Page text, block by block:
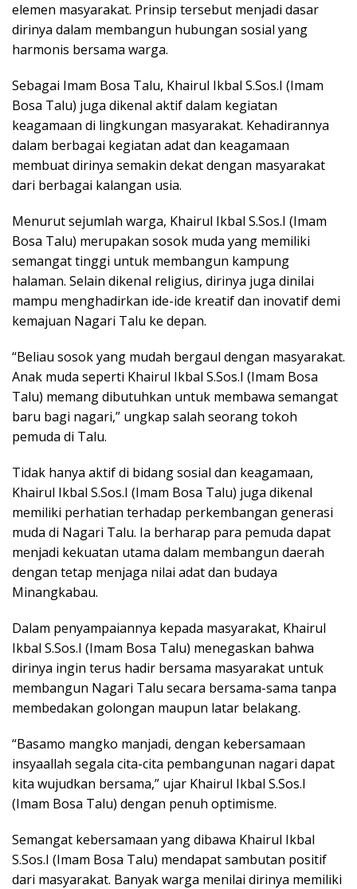
elemen masyarakat. Prinsip tersebut menjadi dasar
dirinya dalam membangun hubungan sosial yang
harmonis bersama warga.
Sebagai Imam Bosa Talu, Khairul Ikbal S.Sos.I (Imam
Bosa Talu) juga dikenal aktif dalam kegiatan
keagamaan di lingkungan masyarakat. Kehadirannya
dalam berbagai kegiatan adat dan keagamaan
membuat dirinya semakin dekat dengan masyarakat
dari berbagai kalangan usia.
Menurut sejumlah warga, Khairul Ikbal S.Sos.I (Imam
Bosa Talu) merupakan sosok muda yang memiliki
semangat tinggi untuk membangun kampung
halaman. Selain dikenal religius, dirinya juga dinilai
mampu menghadirkan ide-ide kreatif dan inovatif demi
kemajuan Nagari Talu ke depan.
“Beliau sosok yang mudah bergaul dengan masyarakat.
Anak muda seperti Khairul Ikbal S.Sos.I (Imam Bosa
Talu) memang dibutuhkan untuk membawa semangat
baru bagi nagari,” ungkap salah seorang tokoh
pemuda di Talu.
Tidak hanya aktif di bidang sosial dan keagamaan,
Khairul Ikbal S.Sos.I (Imam Bosa Talu) juga dikenal
memiliki perhatian terhadap perkembangan generasi
muda di Nagari Talu. Ia berharap para pemuda dapat
menjadi kekuatan utama dalam membangun daerah
dengan tetap menjaga nilai adat dan budaya
Minangkabau.
Dalam penyampaiannya kepada masyarakat, Khairul
Ikbal S.Sos.I (Imam Bosa Talu) menegaskan bahwa
dirinya ingin terus hadir bersama masyarakat untuk
membangun Nagari Talu secara bersama-sama tanpa
membedakan golongan maupun latar belakang.
“Basamo mangko manjadi, dengan kebersamaan
insyaallah segala cita-cita pembangunan nagari dapat
kita wujudkan bersama,” ujar Khairul Ikbal S.Sos.I
(Imam Bosa Talu) dengan penuh optimisme.
Semangat kebersamaan yang dibawa Khairul Ikbal
S.Sos.I (Imam Bosa Talu) mendapat sambutan positif
dari masyarakat. Banyak warga menilai dirinya memiliki